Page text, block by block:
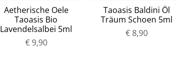
Aetherische Oele
Taoasis Bio
Lavendelsalbei 5ml
€ 9,90
Taoasis Baldini Öl
Träum Schoen 5ml
€ 8,90